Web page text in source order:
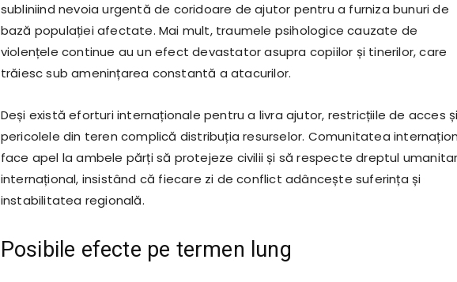
subliniind nevoia urgentă de coridoare de ajutor pentru a furniza bunuri de
bază populației afectate. Mai mult, traumele psihologice cauzate de
violențele continue au un efect devastator asupra copiilor și tinerilor, care
trăiesc sub amenințarea constantă a atacurilor.
Deși există eforturi internaționale pentru a livra ajutor, restricțiile de acces și
pericolele din teren complică distribuția resurselor. Comunitatea
face apel la ambele părți să protejeze civilii și să respecte dreptul umanitar
internațional, insistând că fiecare zi de conflict adâncește suferința și
instabilitatea regională.
Posibile efecte pe termen lung